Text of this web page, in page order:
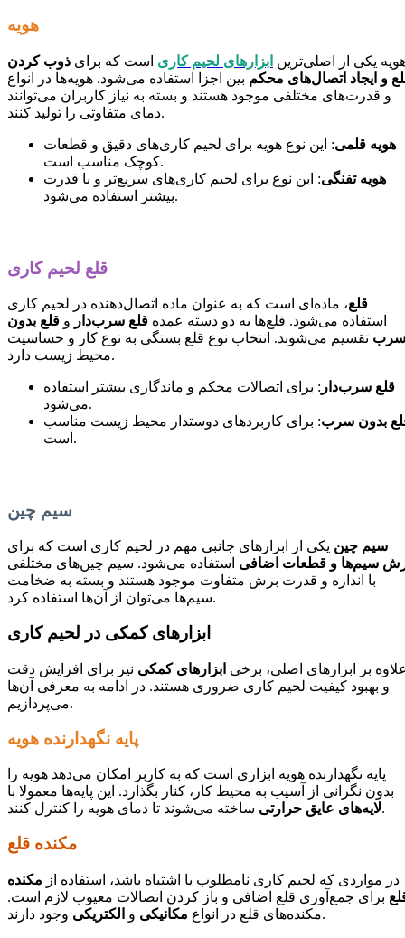
هویه
یکی از اصلی‌ترین ابزارهای لحیم کاری است که برای ذوب کردن
و ایجاد اتصال‌های محکم بین اجزا استفاده می‌شود. هویه‌ها در انواع
و قدرت‌های مختلفی موجود هستند و بسته به نیاز کاربران می‌توانند
دمای متفاوتی را تولید کنند.
هویه قلمی: این نوع هویه برای لحیم کاری‌های دقیق و قطعات
کوچک مناسب است.
هویه تفنگی: این نوع برای لحیم کاری‌های سریع‌تر و با قدرت
بیشتر استفاده می‌شود.
قلع لحیم کاری
قلع، ماده‌ای است که به عنوان ماده اتصال‌دهنده در لحیم کاری
استفاده می‌شود. قلع‌ها به دو دسته عمده قلع سرب‌دار و قلع بدون
سرب تقسیم می‌شوند. انتخاب نوع قلع بستگی به نوع کار و حساسیت
محیط زیست دارد.
قلع سرب‌دار : برای اتصالات محکم و ماندگاری بیشتر استفاده
می‌شود.
بدون سرب: برای کاربردهای دوستدار محیط زیست مناسب
است.
سیم چین
سیم چین یکی از ابزارهای جانبی مهم در لحیم کاری است که برای
سیم‌ها و قطعات اضافی استفاده می‌شود. سیم چین‌های مختلفی
با اندازه و قدرت برش متفاوت موجود هستند و بسته به ضخامت
سیم‌ها می‌توان از آن‌ها استفاده کرد.
ابزارهای کمکی در لحیم کاری
بر ابزارهای اصلی، برخی ابزارهای کمکی نیز برای افزایش دقت
و بهبود کیفیت لحیم کاری ضروری هستند. در ادامه به معرفی آن‌ها
می‌پردازیم.
پایه نگهدارنده هویه
پایه نگهدارنده هویه ابزاری است که به کاربر امکان می‌دهد هویه را
بدون نگرانی از آسیب به محیط کار، کنار بگذارد. این پایه‌ها معمولا با
لایه‌های عایق حرارتیساخته می‌شوند تا دمای هویه را کنترل کنند.
مکنده قلع
در مواردی که لحیم کاری نامطلوب یا اشتباه باشد، استفاده از مکنده
برای جمع‌آوری قلع اضافی و باز کردن اتصالات معیوب لازم است.
مکنده‌های قلع در انواع مکانیکی و الکتریکی وجود دارند.